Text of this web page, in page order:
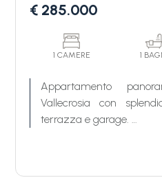
€ 285.000
1 CAMERE 1
Appartamento
Vallecrosia con
terrazza e garage.
collina a
minime
Qualsiasi